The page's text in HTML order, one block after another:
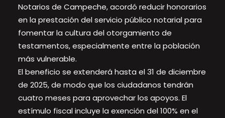
Notarios de Campeche, acordó reducir honorarios
en la prestación del servicio público notarial para
fomentar la cultura del otorgamiento de
testamentos, especialmente entre la población
más vulnerable.
El beneficio se extenderá hasta el 31 de diciembre
de 2025, de modo que los ciudadanos tendrán
cuatro meses para aprovechar los apoyos. El
estímulo fiscal incluye la exención del 100% en el